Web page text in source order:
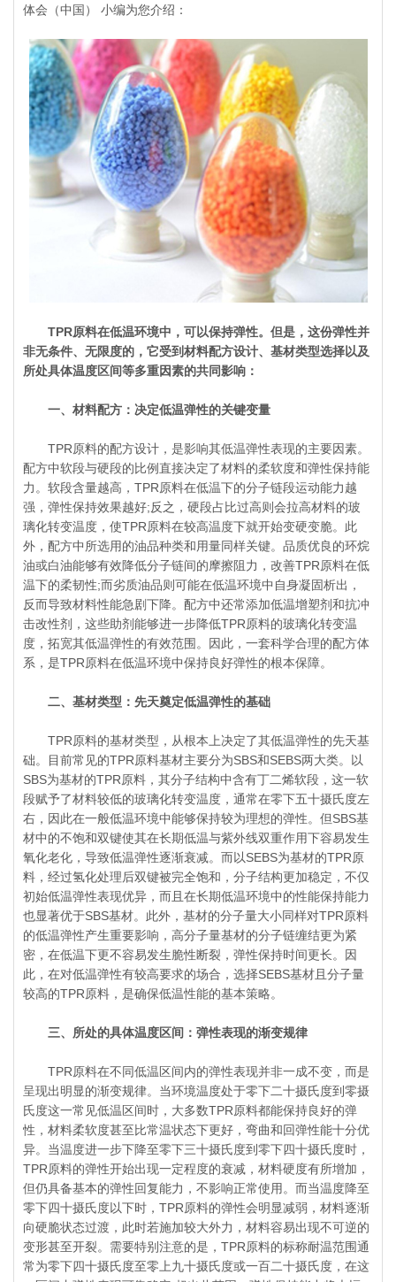
体会（中国） 小编为您介绍：
TPR原料在低温环境中，可以保持弹性。但是，这份弹性并
非无条件、无限度的，它受到材料配方设计、基材类型选择以及
所处具体温度区间等多重因素的共同影响：
一、材料配方：决定低温弹性的关键变量
TPR原料的配方设计，是影响其低温弹性表现的主要因素。
配方中软段与硬段的比例直接决定了材料的柔软度和弹性保持能
力。软段含量越高，TPR原料在低温下的分子链段运动能力越
强，弹性保持效果越好;反之，硬段占比过高则会拉高材料的玻
璃化转变温度，使TPR原料在较高温度下就开始变硬变脆。此
外，配方中所选用的油品种类和用量同样关键。品质优良的环烷
油或白油能够有效降低分子链间的摩擦阻力，改善TPR原料在低
温下的柔韧性;而劣质油品则可能在低温环境中自身凝固析出，
反而导致材料性能急剧下降。配方中还常添加低温增塑剂和抗冲
击改性剂，这些助剂能够进一步降低TPR原料的玻璃化转变温
度，拓宽其低温弹性的有效范围。因此，一套科学合理的配方体
系，是TPR原料在低温环境中保持良好弹性的根本保障。
二、基材类型：先天奠定低温弹性的基础
TPR原料的基材类型，从根本上决定了其低温弹性的先天基
础。目前常见的TPR原料基材主要分为SBS和SEBS两大类。以
SBS为基材的TPR原料，其分子结构中含有丁二烯软段，这一软
段赋予了材料较低的玻璃化转变温度，通常在零下五十摄氏度左
右，因此在一般低温环境中能够保持较为理想的弹性。但SBS基
材中的不饱和双键使其在长期低温与紫外线双重作用下容易发生
氧化老化，导致低温弹性逐渐衰减。而以SEBS为基材的TPR原
料，经过氢化处理后双键被完全饱和，分子结构更加稳定，不仅
初始低温弹性表现优异，而且在长期低温环境中的性能保持能力
也显著优于SBS基材。此外，基材的分子量大小同样对TPR原料
的低温弹性产生重要影响，高分子量基材的分子链缠结更为紧
密，在低温下更不容易发生脆性断裂，弹性保持时间更长。因
此，在对低温弹性有较高要求的场合，选择SEBS基材且分子量
较高的TPR原料，是确保低温性能的基本策略。
三、所处的具体温度区间：弹性表现的渐变规律
TPR原料在不同低温区间内的弹性表现并非一成不变，而是
呈现出明显的渐变规律。当环境温度处于零下二十摄氏度到零摄
氏度这一常见低温区间时，大多数TPR原料都能保持良好的弹
性，材料柔软度甚至比常温状态下更好，弯曲和回弹性能十分优
异。当温度进一步下降至零下三十摄氏度到零下四十摄氏度时，
TPR原料的弹性开始出现一定程度的衰减，材料硬度有所增加，
但仍具备基本的弹性回复能力，不影响正常使用。而当温度降至
零下四十摄氏度以下时，TPR原料的弹性会明显减弱，材料逐渐
向硬脆状态过渡，此时若施加较大外力，材料容易出现不可逆的
变形甚至开裂。需要特别注意的是，TPR原料的标称耐温范围通
常为零下四十摄氏度至零上九十摄氏度或一百二十摄氏度，在这